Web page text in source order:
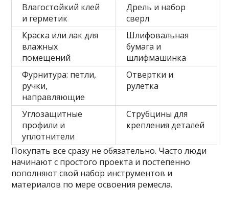
Влагостойкий клей
и герметик
Дрель и набор
сверл
Краска или лак для
влажных
помещений
Шлифовальная
бумага и
шлифмашинка
Фурнитура: петли,
ручки,
направляющие
Отвертки и
рулетка
Углозащитные
профили и
уплотнители
Струбцины для
крепления деталей
Покупать все сразу не обязательно. Часто люди
начинают с простого проекта и постепенно
пополняют свой набор инструментов и
материалов по мере освоения ремесла.